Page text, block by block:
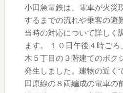
小田急電鉄は、電車が火災
するまでの流れや乗客の避
当時の対応について詳しく
ます。 １０日午後４時ご
木５丁目の３階建てのボク
発生しました。建物の近く
田原線の８両編成の電車の